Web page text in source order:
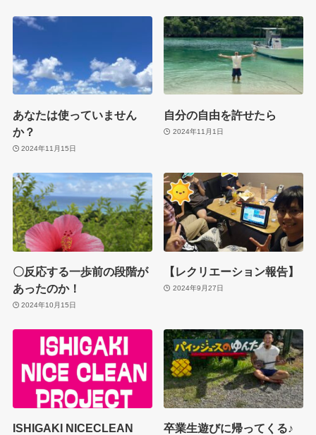
あなたは使っていません
か？
2024年11月15日
自分の自由を許せたら
2024年11月1日
〇反応する一歩前の段階が
あったのか！
2024年10月15日
【レクリエーション報告】
2024年9月27日
ISHIGAKI NICECLEAN
卒業生遊びに帰ってくる♪